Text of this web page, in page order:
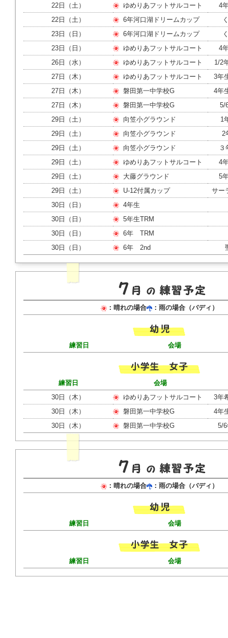
22日（土） ゆめりあフットサルコート
4
22日（土）
6年河口湖ドリームカップ
23日（日）
6年河口湖ドリームカップ
23日（日）
ゆめりあフットサルコート
4
26日（水）
ゆめりあフットサルコート
1/2
27日（木）
ゆめりあフットサルコート
3年
27日（木）
磐田第一中学校G
4
27日（木）
磐田第一中学校G
5/
29日（土）
向笠小グラウンド
1
29日（土）
向笠小グラウンド
2
29日（土）
向笠小グラウンド
29日（土）
ゆめりあフットサルコート
4
29日（土）
大藤グラウンド
5
29日（土）
U-12付属カップ
サー
30日（日）
4年生
30日（日）
5年生TRM
30日（日）
6年 TRM
30日（日）
6年 2nd
：晴れの場合 ：雨の場合（バディ）
練習日 会場
練習日
会場
30日（木）
ゆめりあフットサルコート
3年
30日（木）
磐田第一中学校G
4
30日（木）
磐田第一中学校G 5/
：晴れの場合 ：雨の場合（バディ）
練習日 会場
練習日 会場